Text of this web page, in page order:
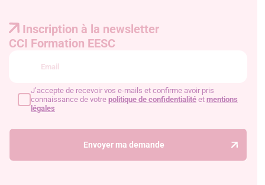
Inscription à la newsletter
CCI Formation EESC
Envoyer ma demande
J’accepte de recevoir vos e-mails et confirme avoir pris
connaissance de votre politique de confidentialité et mentions
légales